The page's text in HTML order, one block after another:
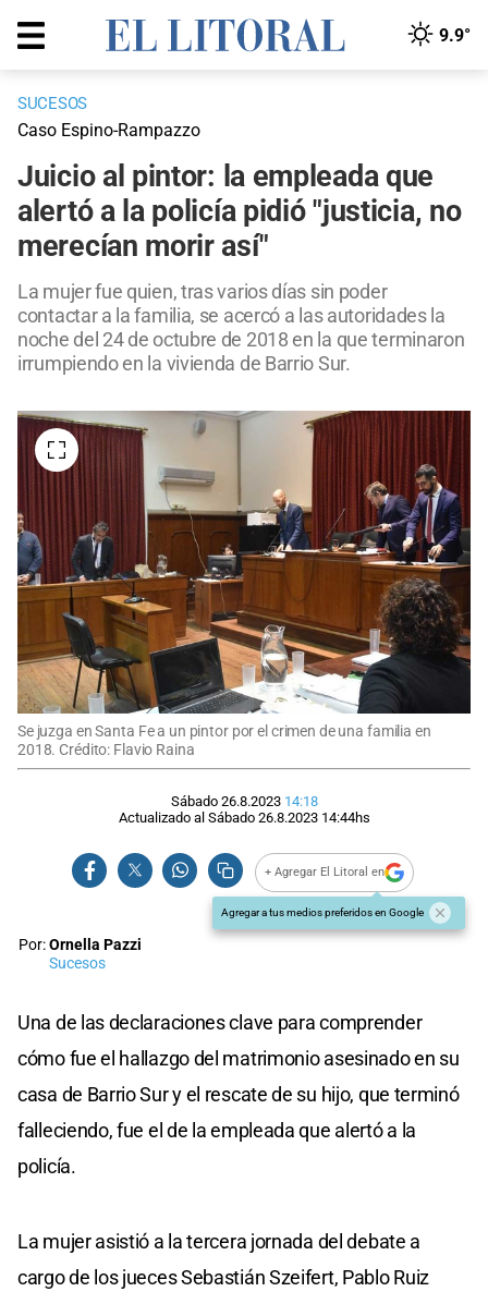
9.9°
SUCESOS
Caso Espino-Rampazzo
Juicio al pintor: la empleada que
alertó a la policía pidió "justicia, no
merecían morir así"
La mujer fue quien, tras varios días sin poder
contactar a la familia, se acercó a las autoridades la
noche del 24 de octubre de 2018 en la que terminaron
irrumpiendo en la vivienda de Barrio Sur.
Se juzga en Santa Fe a un pintor por el crimen de una familia en
2018. Crédito: Flavio Raina
Sábado 26.8.2023 14:18
Actualizado al Sábado 26.8.2023 14:44hs
+ Agregar El Litoral en
Agregar a tus medios preferidos en Google
Por:Ornella Pazzi
Sucesos
Una de las declaraciones clave para comprender
cómo fue el hallazgo del matrimonio asesinado en su
casa de Barrio Sur y el rescate de su hijo, que terminó
falleciendo, fue el de la empleada que alertó a la
policía.
La mujer asistió a la tercera jornada del debate a
cargo de los jueces Sebastián Szeifert, Pablo Ruiz